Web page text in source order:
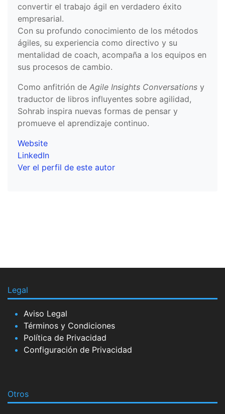
convertir el trabajo ágil en verdadero éxito
empresarial.
Con su profundo conocimiento de los métodos
ágiles, su experiencia como directivo y su
mentalidad de coach, acompaña a los equipos en
sus procesos de cambio.
Como anfitrión de Agile Insights Conversations y
traductor de libros influyentes sobre agilidad,
Sohrab inspira nuevas formas de pensar y
promueve el aprendizaje continuo.
Website
LinkedIn
Ver el perfil de este autor
Legal
Aviso Legal
Términos y Condiciones
Política de Privacidad
Configuración de Privacidad
Otros